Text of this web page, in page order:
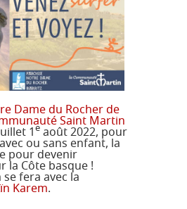
Dame du Rocher de
Saint Martin
1 e août 2022, pour
ou sans enfant, la
pour devenir
la Côte basque !
se fera avec la
Karem.